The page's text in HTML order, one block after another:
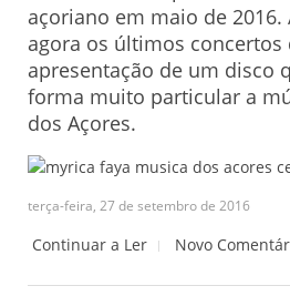
açoriano em maio de
agora os últimos concertos
apresentação de um disco
forma muito particular a
dos Açores.
terça-feira, 27 de setembro de 2016
Continuar a Ler Novo